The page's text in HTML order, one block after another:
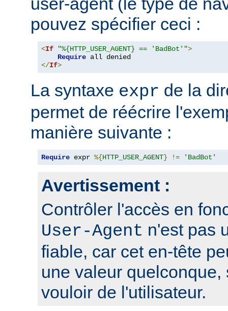
pouvez spécifier ceci :
<If "%{HTTP_USER_AGENT} == 'BadBot'">
Require
</If>
La syntaxe expr de la
permet de réécrire
manière suivante :
Require expr %{HTTP_USER_AGENT} != 'BadBot'
Avertissement :
Contrôler l'accès en
User-Agent n'est pas
fiable, car cet en-tête
une valeur quelconque,
vouloir de l'utilisateur.